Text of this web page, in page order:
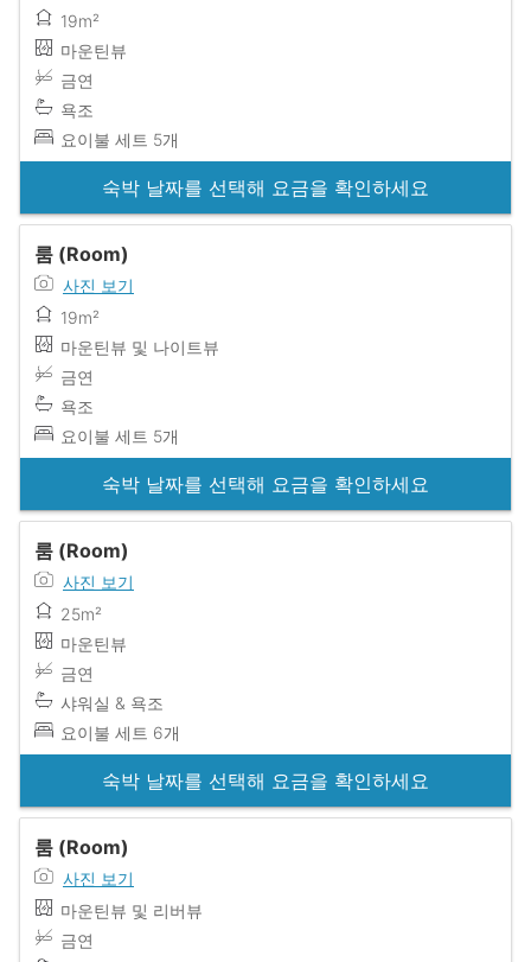
19m²
마운틴뷰
금연
욕조
요이불 세트 5개
숙박 날짜를 선택해 요금을 확인하세요
룸 (Room)
사진 보기
19m²
마운틴뷰 및 나이트뷰
금연
욕조
요이불 세트 5개
숙박 날짜를 선택해 요금을 확인하세요
룸 (Room)
사진 보기
25m²
마운틴뷰
금연
샤워실 & 욕조
요이불 세트 6개
숙박 날짜를 선택해 요금을 확인하세요
룸 (Room)
사진 보기
마운틴뷰 및 리버뷰
금연